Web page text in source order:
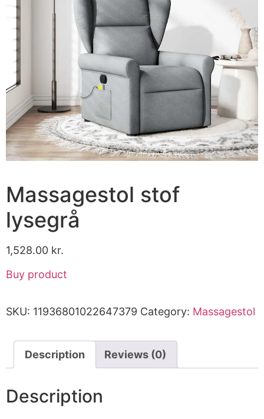
Massagestol stof
lysegrå
1,528.00 kr.
Buy product
SKU: 11936801022647379 Category: Massagestol
Description Reviews (0)
Description